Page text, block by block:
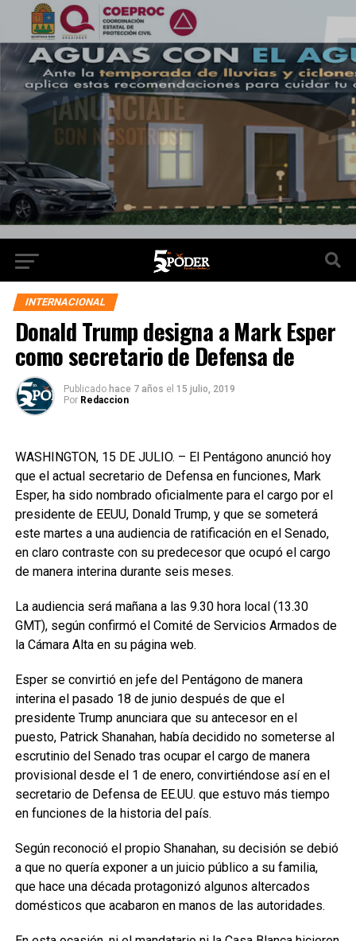
INTERNACIONAL
Donald Trump designa a Mark Esper
como secretario de Defensa de
Publicado hace 7 años el 15 julio, 2019
Por Redaccion
WASHINGTON, 15 DE JULIO. – El Pentágono anunció hoy
que el actual secretario de Defensa en funciones, Mark
Esper, ha sido nombrado oficialmente para el cargo por el
presidente de EEUU, Donald Trump, y que se someterá
este martes a una audiencia de ratificación en el Senado,
en claro contraste con su predecesor que ocupó el cargo
de manera interina durante seis meses.
La audiencia será mañana a las 9.30 hora local (13.30
GMT), según confirmó el Comité de Servicios Armados de
la Cámara Alta en su página web.
Esper se convirtió en jefe del Pentágono de manera
interina el pasado 18 de junio después de que el
presidente Trump anunciara que su antecesor en el
puesto, Patrick Shanahan, había decidido no someterse al
escrutinio del Senado tras ocupar el cargo de manera
provisional desde el 1 de enero, convirtiéndose así en el
secretario de Defensa de EE.UU. que estuvo más tiempo
en funciones de la historia del país.
Según reconoció el propio Shanahan, su decisión se debió
a que no quería exponer a un juicio público a su familia,
que hace una década protagonizó algunos altercados
domésticos que acabaron en manos de las autoridades.